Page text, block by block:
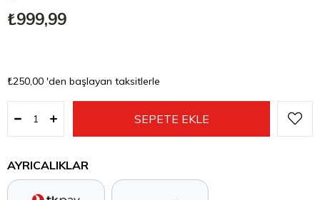
₺999,99
₺250,00 'den başlayan taksitlerle
AYRICALIKLAR